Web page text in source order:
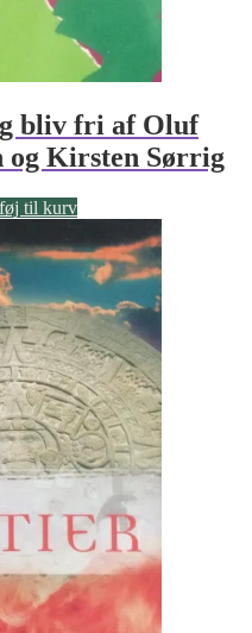
bliv fri af Oluf
og Kirsten Sørrig
til kurv